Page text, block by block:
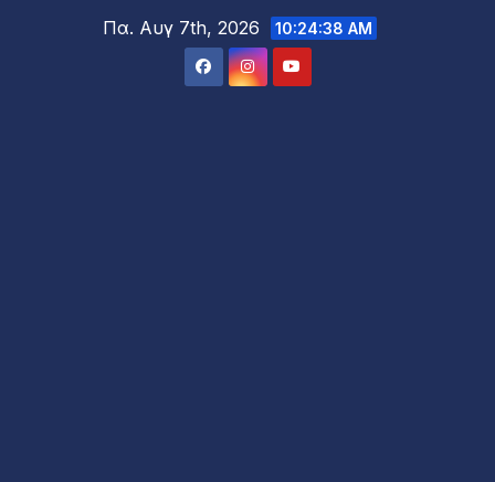
Πα. Αυγ 7th, 2026 10:24:40 AM